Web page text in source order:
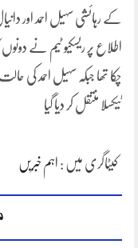
کے رہائشی سہیل احمد اور
اطلاع پر ریسکیو ٹیم نے دونوں
چکا تھا جبکہ سہیل احمد کی
ٹیکسلا منتقل کر دیا گیا
کیٹاگری میں : اہم خبریں